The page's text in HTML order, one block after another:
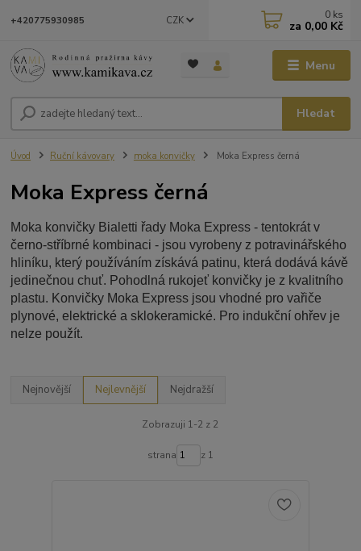
Menu
CZK
Hledat
+420775930985 0 ks
za 0,00 Kč
Úvod Ruční kávovary moka konvičky Moka Express černá
Moka Express černá
Moka konvičky Bialetti řady Moka Express - tentokrát v
černo-stříbrné kombinaci - jsou vyrobeny z potravinářského
hliníku, který používáním získává patinu, která dodává kávě
jedinečnou chuť. Pohodlná rukojeť konvičky je z kvalitního
plastu. Konvičky Moka Express jsou vhodné pro vařiče
plynové, elektrické a sklokeramické. Pro indukční ohřev je
nelze použít.
Nejnovější Nejlevnější Nejdražší
Zobrazuji 1-2 z 2
strana z 1